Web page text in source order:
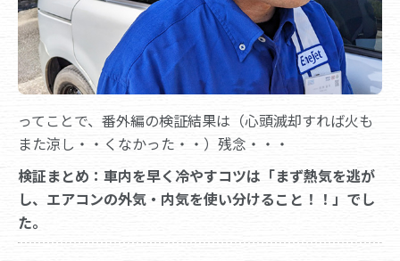
ってことで、番外編の検証結果は（心頭滅却すれば火も
また涼し・・くなかった・・）残念・・・
検証まとめ：車内を早く冷やすコツは「まず熱気を逃が
し、エアコンの外気・内気を使い分けること！！」でし
た。